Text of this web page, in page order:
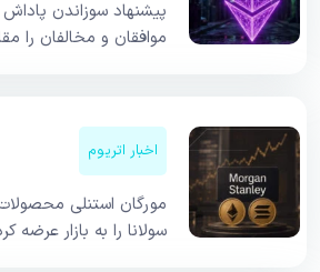
پیشنهاد سوزاندن
موافقان و مخالفان را
اخبار اتریوم
مورگان استنلی
سولانا را به بازار عرضه